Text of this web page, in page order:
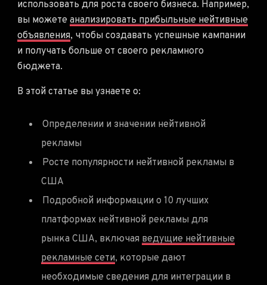
использовать для роста своего бизнеса. Например,
вы можете анализировать прибыльные нейтивные
объявления, чтобы создавать успешные кампании
и получать больше от своего рекламного
бюджета.
В этой статье вы узнаете о:
Определении и значении нейтивной
рекламы
Росте популярности нейтивной рекламы в
США
Подробной информации о 10 лучших
платформах нейтивной рекламы для
рынка США, включая ведущие нейтивные
рекламные сети, которые дают
необходимые сведения для интеграции в